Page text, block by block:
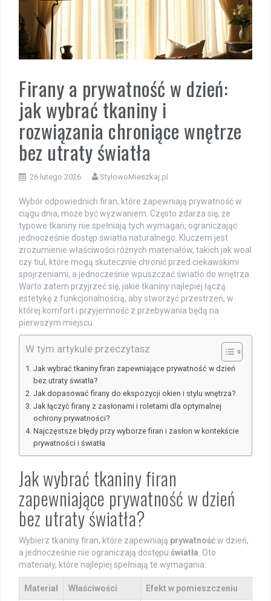
Firany a prywatność w dzień:
jak wybrać tkaniny i
rozwiązania chroniące wnętrze
bez utraty światła
26 lutego 2026 StylowoMieszkaj.pl
Wybór odpowiednich firan, które zapewniają prywatność w
ciągu dnia, może być wyzwaniem. Często zdarza się, że
typowe tkaniny nie spełniają tych wymagań, ograniczając
jednocześnie dostęp światła naturalnego. Kluczem jest
zrozumienie właściwości różnych materiałów, takich jak woal
czy tiul, które mogą skutecznie chronić przed ciekawskimi
spojrzeniami, a jednocześnie wpuszczać światło do wnętrza.
Warto zatem przyjrzeć się, jakie tkaniny najlepiej łączą
estetykę z funkcjonalnością, aby stworzyć przestrzeń, w
której komfort i przyjemność z przebywania będą na
pierwszym miejscu.
W tym artykule przeczytasz
Jak wybrać tkaniny firan zapewniające prywatność w dzień
bez utraty światła?
Jak dopasować firany do ekspozycji okien i stylu wnętrza?
Jak łączyć firany z zasłonami i roletami dla optymalnej
ochrony prywatności?
Najczęstsze błędy przy wyborze firan i zasłon w kontekście
prywatności i światła
Jak wybrać tkaniny firan
zapewniające prywatność w dzień
bez utraty światła?
Wybierz tkaniny firan, które zapewniają prywatnośćw dzień,
a jednocześnie nie ograniczają dostępu światła . Oto
materiały, które najlepiej spełniają te wymagania:
Materiał Właściwości Efekt w pomieszczeniu